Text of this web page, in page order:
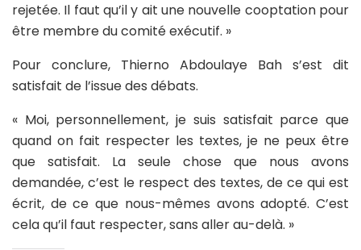
rejetée. Il faut qu’il y ait une nouvelle cooptation pour
être membre du comité exécutif. »
Pour conclure, Thierno Abdoulaye Bah s’est dit
satisfait de l’issue des débats.
« Moi, personnellement, je suis satisfait parce que
quand on fait respecter les textes, je ne peux être
que satisfait. La seule chose que nous avons
demandée, c’est le respect des textes, de ce qui est
écrit, de ce que nous-mêmes avons adopté. C’est
cela qu’il faut respecter, sans aller au-delà. »